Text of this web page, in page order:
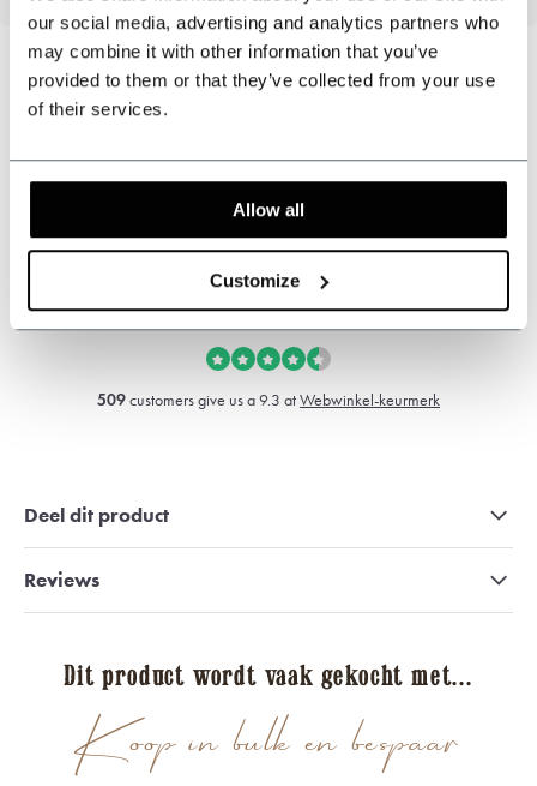
our social media, advertising and analytics partners who
may combine it with other information that you’ve
provided to them or that they’ve collected from your use
of their services.
Allow all
Customize
Klantenservice: now opened
sales@shelbybrothers.com
509customers give us a 9.3 atWebwinkel-keurmerk
Deel dit product
Reviews
Koop in bulk en bespaar
Dit product wordt vaak gekocht met...